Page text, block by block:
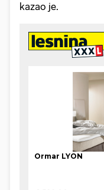
kazao je.